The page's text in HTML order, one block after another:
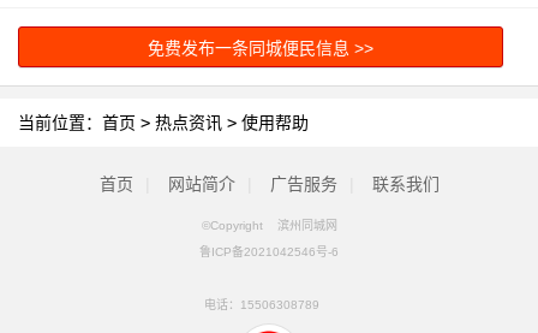
免费发布一条同城便民信息 >>
当前位置： 首页 > 热点资讯 > 使用帮助
首页 网站简介 广告服务 联系我们
©Copyright 滨州同城网
鲁ICP备2021042546号-6
电话： 15506308789